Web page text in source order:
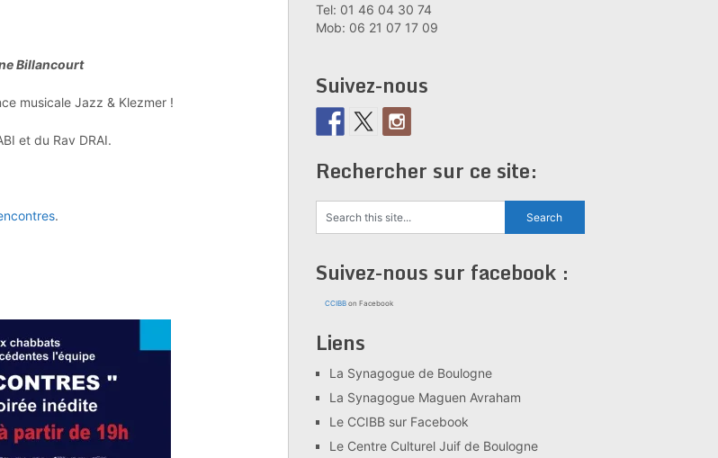
Billancourt
musicale Jazz & Klezmer !
et du Rav DRAI.
.
Tel: 01 46 04 30 74
Mob: 06 21 07 17 09
Suivez-nous
Rechercher sur ce site:
Suivez-nous sur facebook :
CCIBB on Facebook
Liens
La Synagogue de Boulogne
La Synagogue Maguen Avraham
Le CCIBB sur Facebook
Le Centre Culturel Juif de Boulogne